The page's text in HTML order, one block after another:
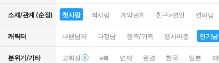
소재/관계 (순정) 첫사랑 짝사랑 계약관계 친구>연인 연하남
캐릭터 나쁜남자 다정남 왕족/귀족 용사마왕 인기남
분위기/기타 고화질 e북 연재 완결 한국 일본